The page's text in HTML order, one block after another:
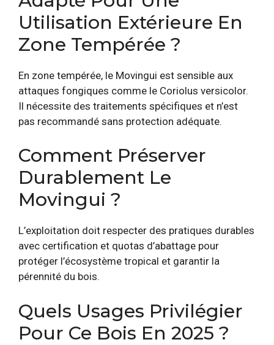
Utilisation Extérieure En
Zone Tempérée ?
En zone tempérée, le Movingui est sensible aux
attaques fongiques comme le Coriolus versicolor.
Il nécessite des traitements spécifiques et n’est
pas recommandé sans protection adéquate.
Comment Préserver
Durablement Le
Movingui ?
L’exploitation doit respecter des pratiques durables
avec certification et quotas d’abattage pour
protéger l’écosystème tropical et garantir la
pérennité du bois.
Quels Usages Privilégier
Pour Ce Bois En 2025 ?